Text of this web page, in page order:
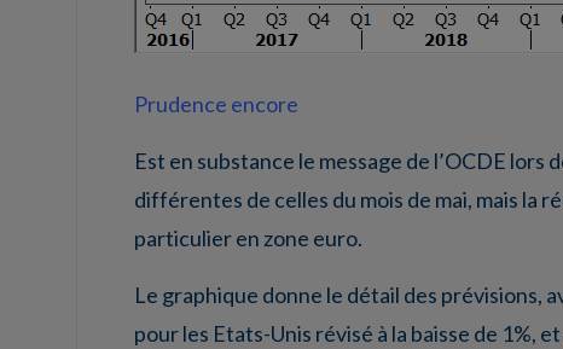
Prudence encore
Est en substance le message de l’OCDE
différentes de celles du mois de mai, mais la
particulier en zone euro.
Le graphique donne le détail des prévisions,
pour les Etats-Unis révisé à la baisse de 1%,